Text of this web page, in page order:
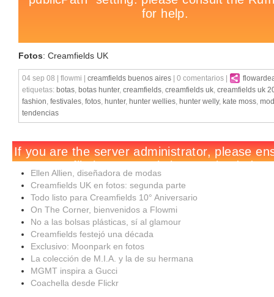
Fotos: Creamfields UK
04 sep 08 | flowmi | creamfields buenos aires | 0 comentarios |
etiquetas: botas, botas hunter, creamfields, creamfields uk, creamfields uk
fashion, festivales, fotos, hunter, hunter wellies, hunter welly, kate moss,
tendencias
Ellen Allien, diseñadora de modas
Creamfields UK en fotos: segunda parte
Todo listo para Creamfields 10° Aniversario
On The Corner, bienvenidos a Flowmi
No a las bolsas plásticas, sí al glamour
Creamfields festejó una década
Exclusivo: Moonpark en fotos
La colección de M.I.A. y la de su hermana
MGMT inspira a Gucci
Coachella desde Flickr